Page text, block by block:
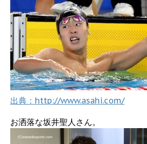
出典：http://www.asahi.com/
お洒落な坂井聖人さん。